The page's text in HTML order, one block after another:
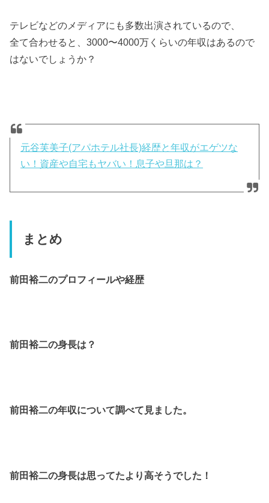
テレビなどのメディアにも多数出演されているので、
全て合わせると、3000〜4000万くらいの年収はあるので
はないでしょうか？
元谷芙美子(アパホテル社長)経歴と年収がエゲツな
い！資産や自宅もヤバい！息子や旦那は？
まとめ
前田裕二のプロフィールや経歴
前田裕二の身長は？
前田裕二の年収について調べて見ました。
前田裕二の身長は思ってたより高そうでした！